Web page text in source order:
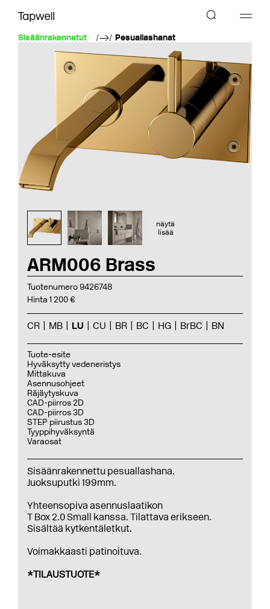
Sisäänrakennetut Pesuallashanat
ARM006 Brass
Tuotenumero 9426748
Hinta 1 200 €
CR MB LU CU BR BC HG BrBC BN
Tuote-esite
Hyväksytty vedeneristys
Mittakuva
Asennusohjeet
Räjäytyskuva
CAD-piirros 2D
CAD-piirros 3D
STEP piirustus 3D
Tyyppihyväksyntä
Varaosat
Sisäänrakennettu pesuallashana.
Juoksuputki 199mm.
Yhteensopiva asennuslaatikon
T Box 2.0 Small kanssa. Tilattava erikseen.
Sisältää kytkentäletkut.
Voimakkaasti patinoituva.
*TILAUSTUOTE*
näytä
lisää